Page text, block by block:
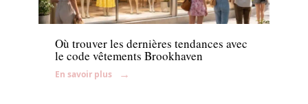
Mode
Où trouver les dernières tendances avec
le code vêtements Brookhaven
En savoir plus